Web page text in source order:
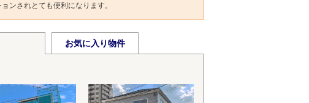
ンされとても便利になります。
お気に入り物件